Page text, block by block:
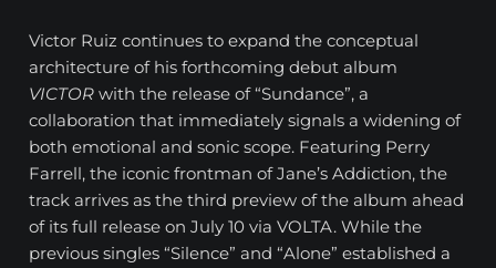
Victor Ruiz continues to expand the conceptual
architecture of his forthcoming debut album
VICTOR with the release of “Sundance”, a
collaboration that immediately signals a widening of
both emotional and sonic scope. Featuring Perry
Farrell, the iconic frontman of Jane’s Addiction, the
track arrives as the third preview of the album ahead
of its full release on July 10 via VOLTA. While the
previous singles “Silence” and “Alone” established a